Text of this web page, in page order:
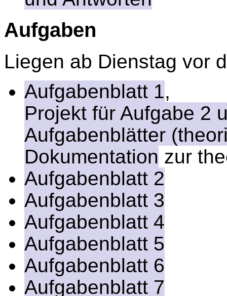
Aufgaben
Liegen ab Dienstag vor
Aufgabenblatt 1,
Projekt für Aufgabe 2
Aufgabenblätter
Dokumentation zur
Aufgabenblatt 2
Aufgabenblatt 3
Aufgabenblatt 4
Aufgabenblatt 5
Aufgabenblatt 6
Aufgabenblatt 7